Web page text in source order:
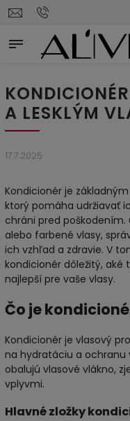
A LESKLÝM
17.7.2025
Kondicionér je
ktorý pomáha udržiavať
chráni pred
alebo farbené vlasy,
ich vzhľad a zdravie. V
kondicionér dôležitý, aké
najlepší pre vaše vlasy.
Čo je
Kondicionér je vlasový
na hydratáciu a ochranu
obalujú vlasové vlákno,
vplyvmi.
Hlavné zložky